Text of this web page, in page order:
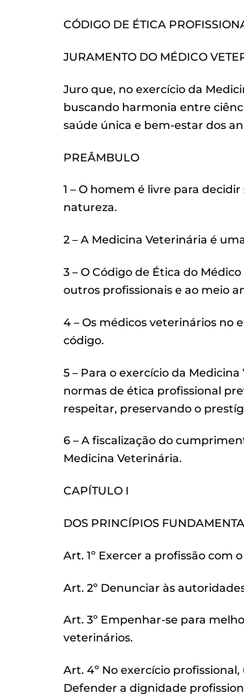
CÓDIGO DE ÉTICA
JURAMENTO DO MÉDICO
Juro que, no exercício da
buscando harmonia entre
saúde única e bem-estar dos
PREÂMBULO
1 – O homem é livre para
natureza.
2 – A Medicina Veterinária é
3 – O Código de Ética do
outros profissionais e ao meio
4 – Os médicos veterinários no
código.
5 – Para o exercício da
normas de ética profissional
respeitar, preservando o
6 – A fiscalização do
Medicina Veterinária.
CAPÍTULO I
DOS PRINCÍPIOS
Art. 1º Exercer a profissão com
Art. 2º Denunciar às
Art. 3º Empenhar-se para
veterinários.
Art. 4º No exercício
Defender a dignidade